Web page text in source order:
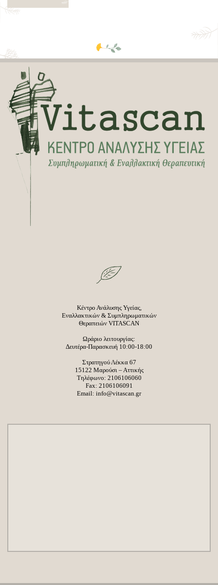
Κέντρο Ανάλυσης Υγείας,
Εναλλακτικών & Συμπληρωματικών
Θεραπειών VITASCAN
Ωράριο λειτουργίας:
Δευτέρα-Παρασκευή 10:00-18:00
Στρατηγού Λέκκα 67
15122 Μαρούσι – Αττικής
Τηλέφωνο: 2106106060
Fax: 2106106091
Email: info@vitascan.gr